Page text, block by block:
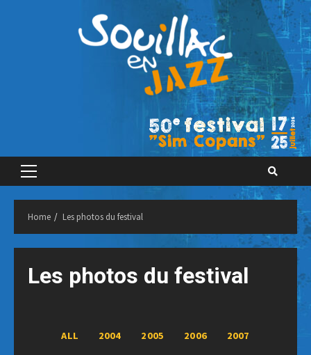
Primary
Home Les photos du festival
Les photos du festival
ALL 2004 2005 2006 2007